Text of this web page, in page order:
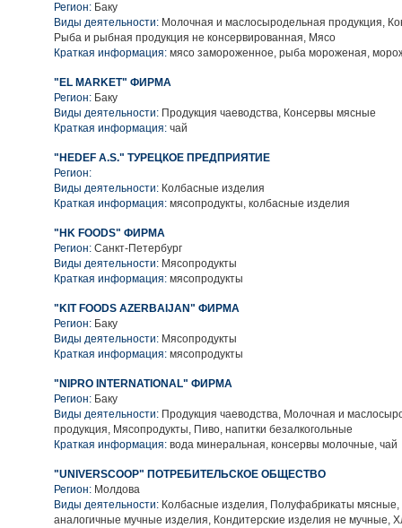
Регион: Баку
Виды деятельности: Молочная и маслосыродельная продукция,
Рыба и рыбная продукция не консервированная, Мясо
Краткая информация: мясо замороженное, рыба мороженая,
"EL MARKET" ФИРМА
Регион: Баку
Виды деятельности: Продукция чаеводства, Консервы мясные
Краткая информация: чай
"HEDEF A.S." ТУРЕЦКОЕ ПРЕДПРИЯТИЕ
Регион:
Виды деятельности: Колбасные изделия
Краткая информация: мясопродукты, колбасные изделия
"HK FOODS" ФИРМА
Регион: Санкт-Петербург
Виды деятельности: Мясопродукты
Краткая информация: мясопродукты
"KIT FOODS AZERBAIJAN" ФИРМА
Регион: Баку
Виды деятельности: Мясопродукты
Краткая информация: мясопродукты
"NIPRO INTERNATIONAL" ФИРМА
Регион: Баку
Виды деятельности: Продукция чаеводства, Молочная и
продукция, Мясопродукты, Пиво, напитки безалкогольные
Краткая информация: вода минеральная, консервы молочные, чай
"UNIVERSCOOP" ПОТРЕБИТЕЛЬСКОЕ ОБЩЕСТВО
Регион: Молдова
Виды деятельности: Колбасные изделия, Полуфабрикаты
аналогичные мучные изделия, Кондитерские изделия не мучные,